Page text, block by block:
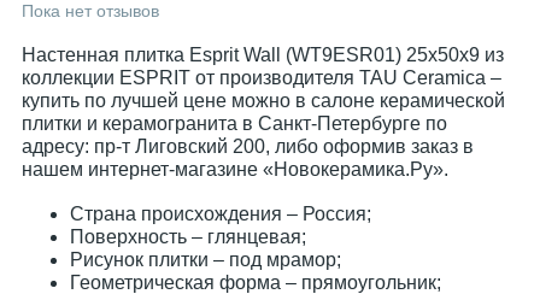
Пока нет отзывов
Настенная плитка Esprit Wall (WT9ESR01) 25x50x9 из
коллекции ESPRIT от производителя TAU Ceramica –
купить по лучшей цене можно в салоне керамической
плитки и керамогранита в Санкт-Петербурге по
адресу: пр-т Лиговский 200, либо оформив заказ в
нашем интернет-магазине «Новокерамика.Ру».
Страна происхождения – Россия;
Поверхность – глянцевая;
Рисунок плитки – под мрамор;
Геометрическая форма – прямоугольник;